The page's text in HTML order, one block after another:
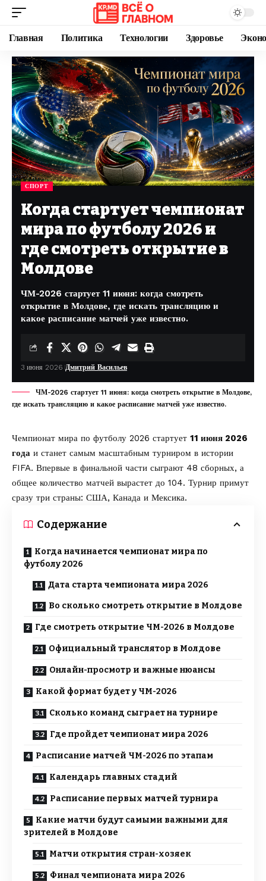
Главная Политика Технологии Здоровье
СПОРТ
Когда стартует чемпионат
мира по футболу 2026 и
где смотреть открытие в
Молдове
ЧМ-2026 стартует 11 июня: когда смотреть
открытие в Молдове, где искать трансляцию и
какое расписание матчей уже известно.
3 июня 2026 Дмитрий Васильев
ЧМ-2026 стартует 11 июня: когда смотреть открытие в Молдове,
где искать трансляцию и какое расписание матчей уже известно.
Чемпионат мира по футболу 2026 стартует 11 июня 2026
года и станет самым масштабным турниром в истории
FIFA. Впервые в финальной части сыграют 48 сборных, а
общее количество матчей вырастет до 104. Турнир примут
сразу три страны: США, Канада и Мексика.
Содержание
Когда начинается чемпионат мира по
футболу 2026
Дата старта чемпионата мира 2026
Во сколько смотреть открытие в Молдове
Где смотреть открытие ЧМ-2026 в Молдове
Официальный транслятор в Молдове
Онлайн-просмотр и важные нюансы
Какой формат будет у ЧМ-2026
Сколько команд сыграет на турнире
Где пройдет чемпионат мира 2026
Расписание матчей ЧМ-2026 по этапам
Календарь главных стадий
Расписание первых матчей турнира
Какие матчи будут самыми важными для
зрителей в Молдове
Матчи открытия стран-хозяек
Финал чемпионата мира 2026